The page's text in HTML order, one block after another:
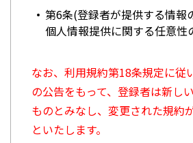
第6条(登録者が提供する情報
個人情報提供に関する任意性
なお、利用規約第18条規定に従
の公告をもって、登録者は新し
ものとみなし、変更された規約
といたします。